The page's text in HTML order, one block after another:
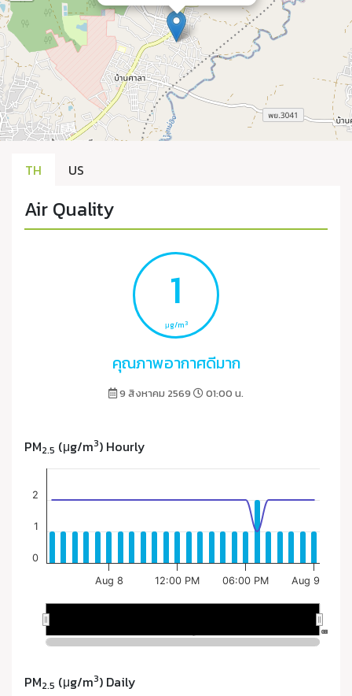
TH US
Air Quality
1
μg/m3
คุณภาพอากาศดีมาก
9 สิงหาคม 2569 01:00 น.
PM2.5 (μg/m3) Hourly
PM2.5 (μg/m3) Daily